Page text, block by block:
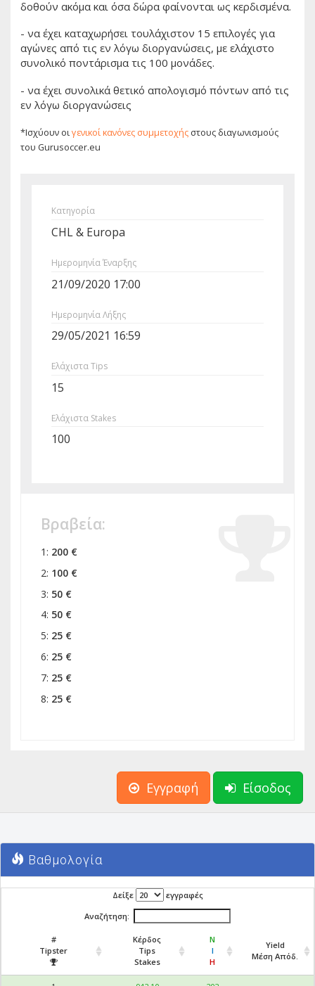
δοθούν ακόμα και όσα δώρα φαίνονται ως κερδισμένα.
- να έχει καταχωρήσει τουλάχιστον 15 επιλογές για
αγώνες από τις εν λόγω διοργανώσεις, με ελάχιστο
συνολικό ποντάρισμα τις 100 μονάδες.
- να έχει συνολικά θετικό απολογισμό πόντων από τις
εν λόγω διοργανώσεις
*Ισχύουν οιγενικοί κανόνες συμμετοχής στους διαγωνισμούς
του Gurusoccer.eu
Κατηγορία
CHL & Europa
Ημερομηνία Έναρξης
21/09/2020 17:00
Ημερομηνία Λήξης
29/05/2021 16:59
Ελάχιστα Tips
15
Ελάχιστα Stakes
100
Βραβεία:
1: 200 €
2: 100 €
3: 50 €
4: 50 €
5: 25 €
6: 25 €
7: 25 €
8: 25 €
Εγγραφή Είσοδος
Βαθμολογία
Δείξε εγγραφές
Αναζήτηση:
#
Tipster
Κέρδος
Tips
Stakes
Ν
Ι
Η
Yield
Μέση Απόδ.